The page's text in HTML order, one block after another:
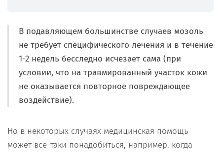
В подавляющем большинстве случаев мозоль
не требует специфического лечения и в течение
1-2 недель бесследно исчезает сама (при
условии, что на травмированный участок кожи
не оказывается повторное повреждающее
воздействие).
Но в некоторых случаях медицинская помощь
может все-таки понадобиться, например, когда